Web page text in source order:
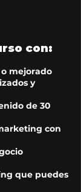
con:
mejorado
y
de 30
con
que puedes